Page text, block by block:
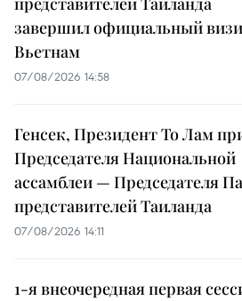
завершил официальный
Вьетнам
07/08/2026 14:58
Генсек, Президент То Лам
Председателя Национальной
ассамблеи — Председателя
представителей Таиланда
07/08/2026 14:11
1-я внеочередная первая